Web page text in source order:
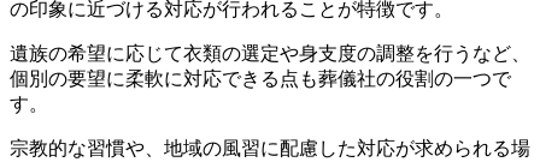
の印象に近づける対応が行われることが特徴です。
遺族の希望に応じて衣類の選定や身支度の調整を行うなど、
個別の要望に柔軟に対応できる点も葬儀社の役割の一つで
す。
宗教的な習慣や、地域の風習に配慮した対応が求められる場